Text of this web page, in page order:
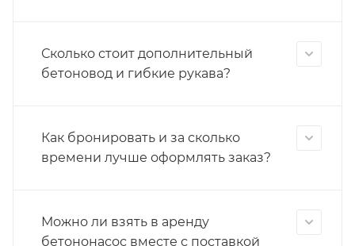
Сколько стоит дополнительный
бетоновод и гибкие рукава?
Как бронировать и за сколько
времени лучше оформлять заказ?
Можно ли взять в аренду
бетононасос вместе с поставкой